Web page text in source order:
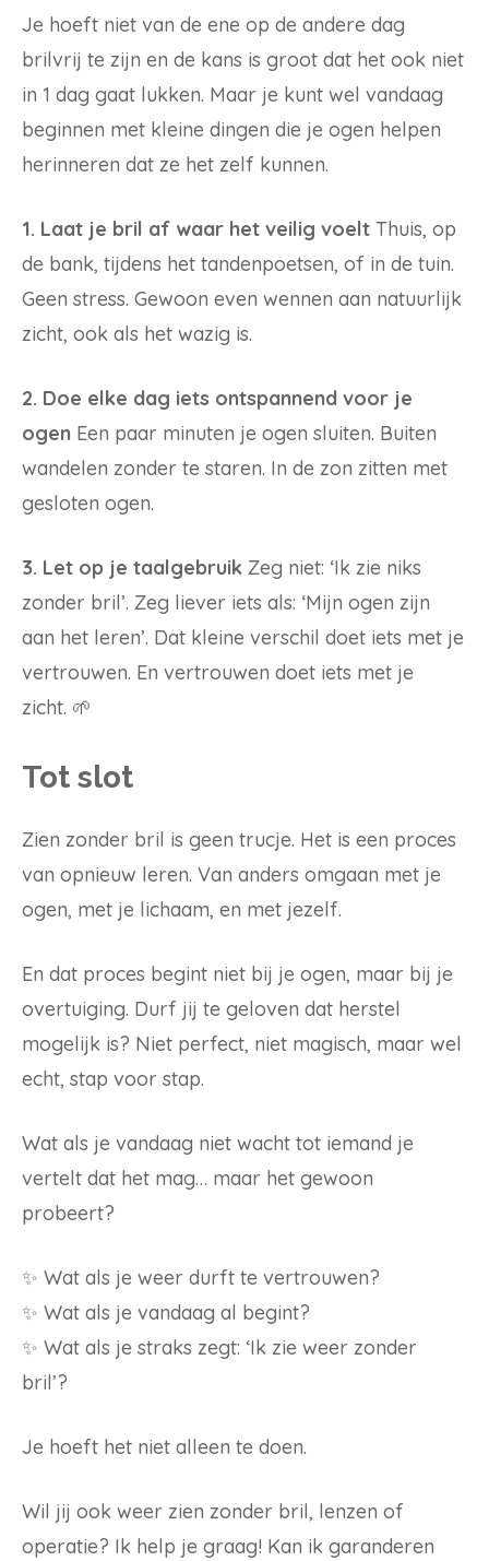
Je hoeft niet van de ene op de andere dag
brilvrij te zijn en de kans is groot dat het ook niet
in 1 dag gaat lukken. Maar je kunt wel vandaag
beginnen met kleine dingen die je ogen helpen
herinneren dat ze het zelf kunnen.
1. Laat je bril af waar het veilig voelt Thuis, op
de bank, tijdens het tandenpoetsen, of in de tuin.
Geen stress. Gewoon even wennen aan natuurlijk
zicht, ook als het wazig is.
2. Doe elke dag iets ontspannend voor je
ogen Een paar minuten je ogen sluiten. Buiten
wandelen zonder te staren. In de zon zitten met
gesloten ogen.
3. Let op je taalgebruik Zeg niet: ‘Ik zie niks
zonder bril’. Zeg liever iets als: ‘Mijn ogen zijn
aan het leren’. Dat kleine verschil doet iets met je
vertrouwen. En vertrouwen doet iets met je
zicht. 🌱
Tot slot
Zien zonder bril is geen trucje. Het is een proces
van opnieuw leren. Van anders omgaan met je
ogen, met je lichaam, en met jezelf.
En dat proces begint niet bij je ogen, maar bij je
overtuiging. Durf jij te geloven dat herstel
mogelijk is? Niet perfect, niet magisch, maar wel
echt, stap voor stap.
Wat als je vandaag niet wacht tot iemand je
vertelt dat het mag… maar het gewoon
probeert?
✨ Wat als je weer durft te vertrouwen?
✨ Wat als je vandaag al begint?
✨ Wat als je straks zegt: ‘Ik zie weer zonder
bril’?
Je hoeft het niet alleen te doen.
Wil jij ook weer zien zonder bril, lenzen of
operatie? Ik help je graag! Kan ik garanderen